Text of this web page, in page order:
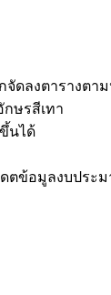
ดลงตาราง
กษรสีเทา
นได้
ตข้อมูลงบปร